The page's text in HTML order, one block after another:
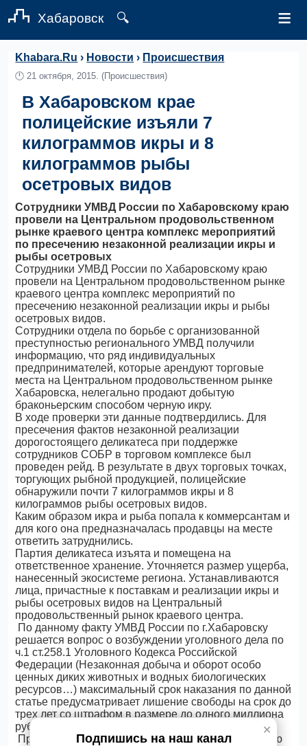
Хабаровск 🔍 ≡
Khabara.Ru › Новости › Происшествия
🕛21 октября, 2015. (Происшествия)
В Хабаровском крае
полицейские изъяли 7
килограммов икры и 8
килограммов рыбы
осетровых видов
Сотрудники УМВД России по Хабаровскому краю
провели на Центральном продовольственном
рынке краевого центра комплекс мероприятий
по пресечению незаконной реализации икры и
рыбы осетровых
Сотрудники УМВД России по Хабаровскому краю
провели на Центральном продовольственном рынке
краевого центра комплекс мероприятий по
пресечению незаконной реализации икры и рыбы
осетровых видов.
Сотрудники отдела по борьбе с организованной
преступностью регионального УМВД получили
информацию, что ряд индивидуальных
предпринимателей, которые арендуют торговые
места на Центральном продовольственном рынке
Хабаровска, нелегально продают добытую
браконьерским способом черную икру.
В ходе проверки эти данные подтвердились. Для
пресечения фактов незаконной реализации
дорогостоящего деликатеса при поддержке
сотрудников СОБР в торговом комплексе был
проведен рейд. В результате в двух торговых точках,
торгующих рыбной продукцией, полицейские
обнаружили почти 7 килограммов икры и 8
килограммов рыбы осетровых видов.
Каким образом икра и рыба попала к коммерсантам и
для кого она предназначалась продавцы на месте
ответить затруднились.
Партия деликатеса изъята и помещена на
ответственное хранение. Уточняется размер ущерба,
нанесенный экосистеме региона. Устанавливаются
лица, причастные к поставкам и реализации икры и
рыбы осетровых видов на Центральный
продовольственный рынок краевого центра.
По данному факту УМВД России по г.Хабаровску
решается вопрос о возбуждении уголовного дела по
ч.1 ст.258.1 Уголовного Кодекса Российской
Федерации (Незаконная добыча и оборот особо
ценных диких животных и водных биологических
ресурсов…) максимальный срок наказания по данной
статье предусматривает лишение свободы на срок до
трех лет со штрафом в размере до одного миллиона
рублей.
Пресс-служба УМВД России по Хабаровскому краю
✕
Подпишись на наш канал